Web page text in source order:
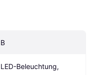
B
LED-Beleuchtung,